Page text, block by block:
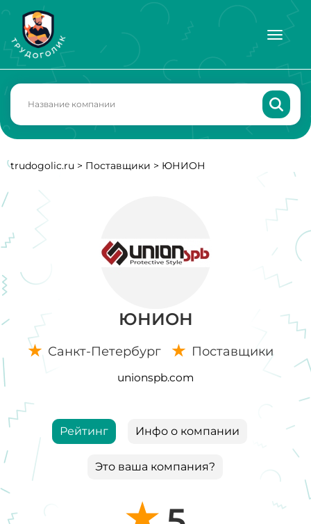
trudogolic.ru > Поставщики > ЮНИОН
ЮНИОН
Санкт-Петербург Поставщики
unionspb.com
Рейтинг Инфо о компании
Это ваша компания?